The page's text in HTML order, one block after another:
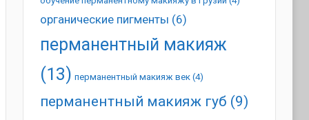
органические пигменты (6)
перманентный макияж
(13) перманентный макияж век(4)
перманентный макияж губ (9)